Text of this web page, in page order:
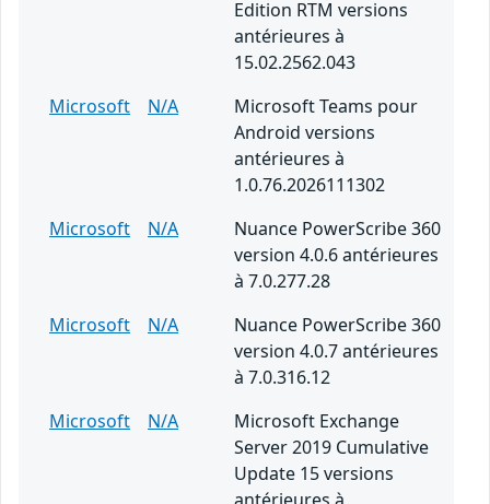
Edition RTM versions
antérieures à
15.02.2562.043
Microsoft
N/A
Microsoft Teams pour
Android versions
antérieures à
1.0.76.2026111302
Microsoft
N/A
Nuance PowerScribe 360
version 4.0.6 antérieures
à 7.0.277.28
Microsoft
N/A
Nuance PowerScribe 360
version 4.0.7 antérieures
à 7.0.316.12
Microsoft
N/A
Microsoft Exchange
Server 2019 Cumulative
Update 15 versions